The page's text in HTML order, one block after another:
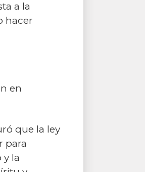
a la
hacer
en
que la ley
para
la